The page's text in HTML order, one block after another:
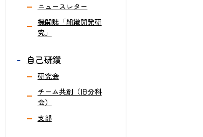
ニュースレター
機関誌「組織開発研
究」
自己研鑽
研究会
チーム共創（旧分科
会）
支部